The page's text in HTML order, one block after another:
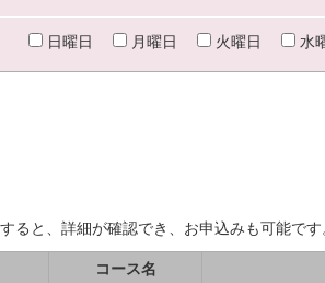
日曜日 月曜日 火曜日 水
ると、詳細が確認でき、お申込みも可能です
コース名